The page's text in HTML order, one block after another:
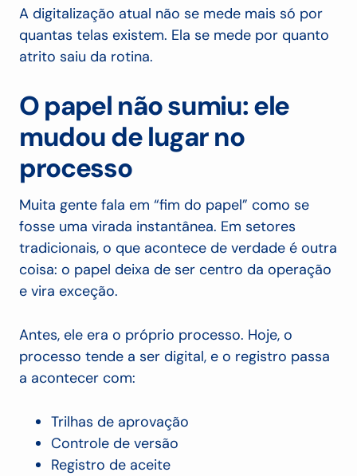
A digitalização atual não se mede mais só por
quantas telas existem. Ela se mede por quanto
atrito saiu da rotina.
O papel não sumiu: ele
mudou de lugar no
processo
Muita gente fala em “fim do papel” como se
fosse uma virada instantânea. Em setores
tradicionais, o que acontece de verdade é outra
coisa: o papel deixa de ser centro da operação
e vira exceção.
Antes, ele era o próprio processo. Hoje, o
processo tende a ser digital, e o registro passa
a acontecer com:
Trilhas de aprovação
Controle de versão
Registro de aceite